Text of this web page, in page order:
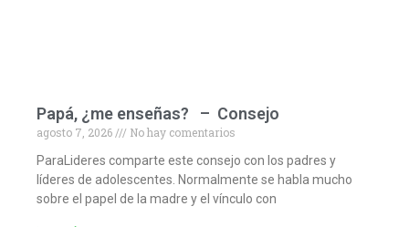
Papá, ¿me enseñas? – Consejo
agosto 7, 2026
No hay comentarios
ParaLideres comparte este consejo con los padres y
líderes de adolescentes. Normalmente se habla mucho
sobre el papel de la madre y el vínculo con